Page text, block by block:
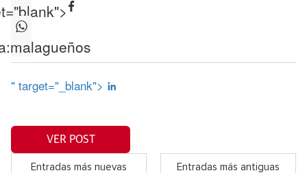
malagueños
" target="_blank">
VER POST
Entradas más nuevas Entradas más antiguas